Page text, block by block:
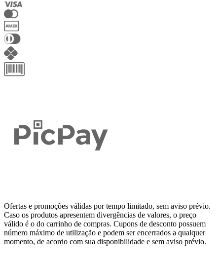
Ofertas e promoções válidas por tempo limitado, sem aviso prévio.
Caso os produtos apresentem divergências de valores, o preço
válido é o do carrinho de compras. Cupons de desconto possuem
número máximo de utilização e podem ser encerrados a qualquer
momento, de acordo com sua disponibilidade e sem aviso prévio.